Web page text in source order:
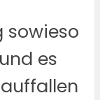
sowieso
es